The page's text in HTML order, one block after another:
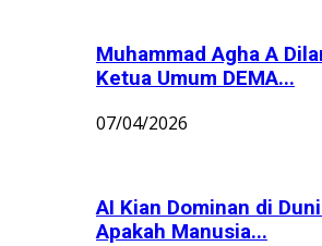
Muhammad Agha A
Ketua Umum DEMA...
07/04/2026
AI Kian Dominan di
Apakah Manusia...